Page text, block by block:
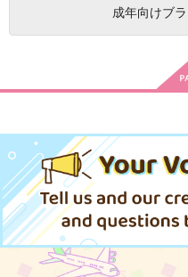
成年向けブ